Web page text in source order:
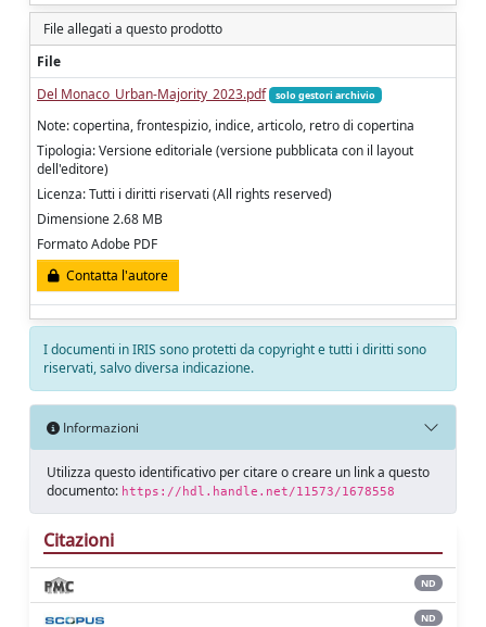
File allegati a questo prodotto
File
Del Monaco_Urban-Majority_2023.pdf
solo gestori archivio
Note: copertina, frontespizio, indice, articolo, retro di copertina
Tipologia: Versione editoriale (versione pubblicata con il layout
dell'editore)
Licenza: Tutti i diritti riservati (All rights reserved)
Dimensione 2.68 MB
Formato Adobe PDF
Contatta l'autore
I documenti in IRIS sono protetti da copyright e tutti i diritti sono
riservati, salvo diversa indicazione.
Informazioni
Utilizza questo identificativo per citare o creare un link a questo
documento: https://hdl.handle.net/11573/1678558
Citazioni
ND
ND